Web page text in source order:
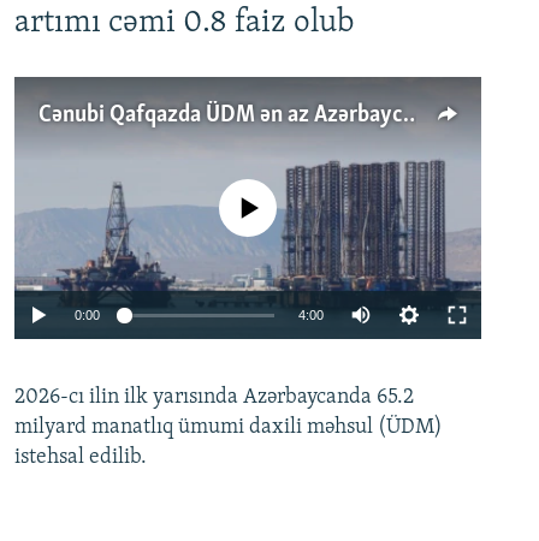
artımı cəmi 0.8 faiz olub
Cənubi Qafqazda ÜDM ən az Azərbaycanda artır: Qonşuları niyə Bakını qabaqlaya bilir?
Auto 240p 360p 480p
No media source currently available
0:00 4:00
360p
480p
2026-cı ilin ilk yarısında Azərbaycanda 65.2
milyard manatlıq ümumi daxili məhsul (ÜDM)
istehsal edilib.